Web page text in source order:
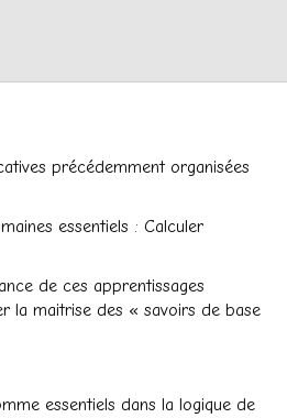
précédemment organisées
essentiels : Calculer
de ces apprentissages
la maitrise des « savoirs de base
essentiels dans la logique de